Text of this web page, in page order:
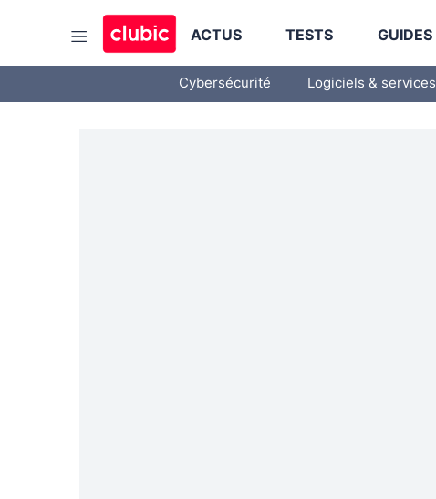
ACTUS TESTS GUIDES
Cybersécurité Logiciels & services